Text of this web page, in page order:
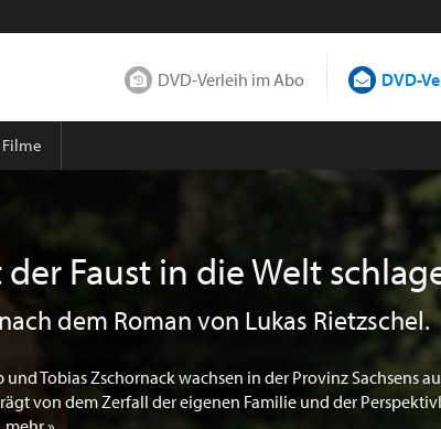
DVD-Verleih im Abo DVD-
Faust in die Welt
dem Roman von Lukas Rietzschel.
und Tobias Zschornack wachsen in der Provinz Sachsens
von dem Zerfall der eigenen Familie und der